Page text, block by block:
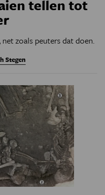
tellen tot
zoals peuters dat doen.
Stegen